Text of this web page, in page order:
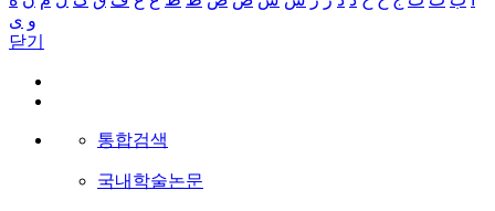
و ی
닫기
통합검색
국내학술논문